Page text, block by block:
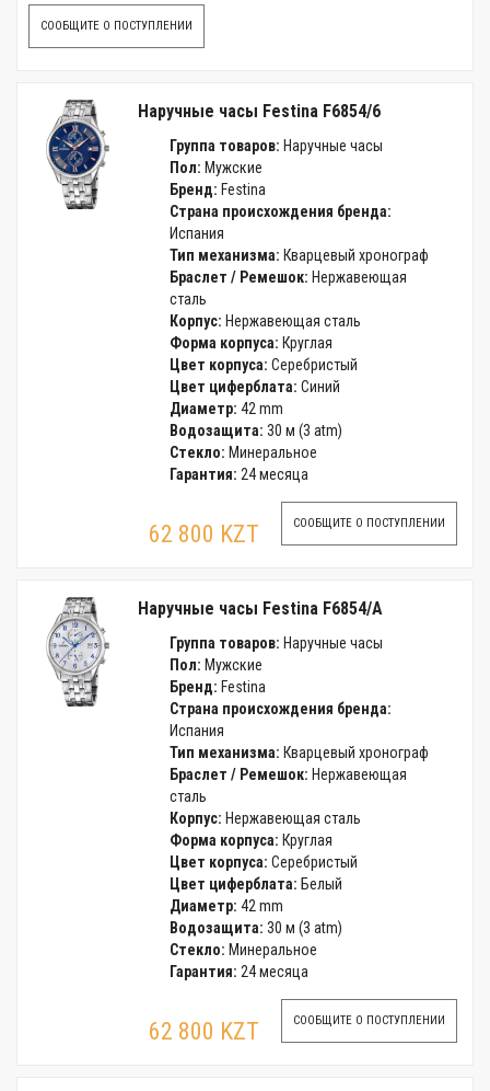
СООБЩИТЕ О ПОСТУПЛЕНИИ
Наручные часы Festina F6854/6
Группа товаров: Наручные часы
Пол: Мужские
Бренд: Festina
Страна происхождения бренда:
Испания
Тип механизма: Кварцевый хронограф
Браслет / Ремешок: Нержавеющая
сталь
Корпус: Нержавеющая сталь
Форма корпуса: Круглая
Цвет корпуса: Серебристый
Цвет циферблата: Синий
Диаметр: 42 mm
Водозащита: 30 м (3 atm)
Стекло: Минеральное
Гарантия: 24 месяца
62 800 KZT СООБЩИТЕ О ПОСТУПЛЕНИИ
Наручные часы Festina F6854/A
Группа товаров: Наручные часы
Пол: Мужские
Бренд: Festina
Страна происхождения бренда:
Испания
Тип механизма: Кварцевый хронограф
Браслет / Ремешок: Нержавеющая
сталь
Корпус: Нержавеющая сталь
Форма корпуса: Круглая
Цвет корпуса: Серебристый
Цвет циферблата: Белый
Диаметр: 42 mm
Водозащита: 30 м (3 atm)
Стекло: Минеральное
Гарантия: 24 месяца
62 800 KZT СООБЩИТЕ О ПОСТУПЛЕНИИ